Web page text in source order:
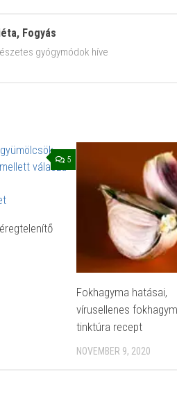
Fogyás
gyógymódok híve
5
Fokhagyma hatásai,
vírusellenes
tinktúra recept
NOVEMBER 9, 2020